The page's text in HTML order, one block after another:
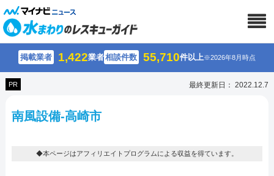
掲載業者 1,422業者相談件数 55,710件以上※2026年8月時点
PR 最終更新日： 2022.12.7
南風設備-高崎市
◆本ページはアフィリエイトプログラムによる収益を得ています。